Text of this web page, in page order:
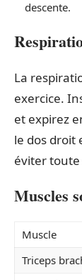
descente.
La
exercice.
et expirez
le dos droit
éviter toute
Muscles
Muscle
Triceps